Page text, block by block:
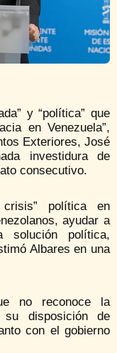
y “política” que
en Venezuela”,
Exteriores, José
investidura de
consecutivo.
política en
ayudar a
política,
Albares en una
no reconoce la
su disposición de
con el gobierno